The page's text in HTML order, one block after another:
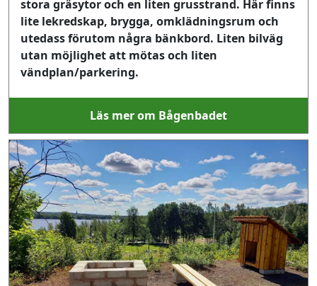
stora gräsytor och en liten grusstrand. Här finns
lite lekredskap, brygga, omklädningsrum och
utedass förutom några bänkbord. Liten bilväg
utan möjlighet att mötas och liten
vändplan/parkering.
Läs mer om Bågenbadet